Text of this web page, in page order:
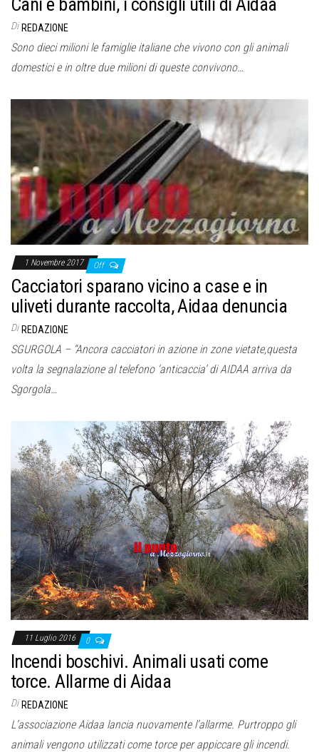
Cani e bambini, i consigli utili di Aidaa
Di REDAZIONE
Sono dieci milioni le famiglie italiane che vivono con gli animali
domestici e in oltre due milioni di queste convivono…
1 Novembre 2017 Off
Cacciatori sparano vicino a case e in
uliveti durante raccolta, Aidaa denuncia
Di REDAZIONE
SGURGOLA – “Ancora cacciatori in azione in zone vietate,questa
volta la segnalazione al telefono ‘anticaccia’ di AIDAA arriva da
Sgorgola…
11 Luglio 2016 0
Incendi boschivi. Animali usati come
torce. Allarme di Aidaa
Di REDAZIONE
L’associazione Aidaa lancia nuovamente l’allarme. Purtroppo gli
animali vengono utilizzati come torce per appiccare gli incendi.